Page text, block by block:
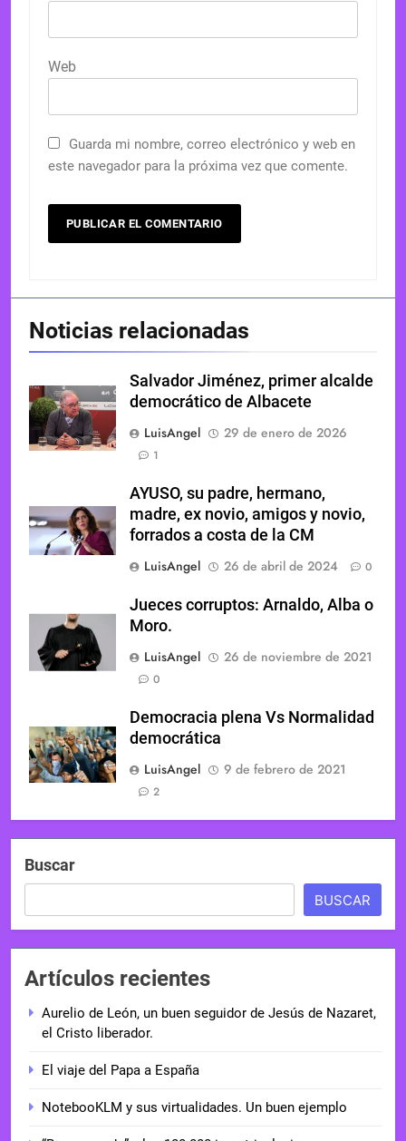
Web
Guarda mi nombre, correo electrónico y web en
este navegador para la próxima vez que comente.
Noticias relacionadas
Salvador Jiménez, primer alcalde
democrático de Albacete
LuisAngel
29 de enero de 2026
1
AYUSO, su padre, hermano,
madre, ex novio, amigos y novio,
forrados a costa de la CM
LuisAngel
26 de abril de 2024 0
Jueces corruptos: Arnaldo, Alba o
Moro.
LuisAngel
26 de noviembre de 2021
0
Democracia plena Vs Normalidad
democrática
LuisAngel
9 de febrero de 2021
2
Buscar
BUSCAR
Artículos recientes
Aurelio de León, un buen seguidor de Jesús de Nazaret,
el Cristo liberador.
El viaje del Papa a España
NotebooKLM y sus virtualidades. Un buen ejemplo